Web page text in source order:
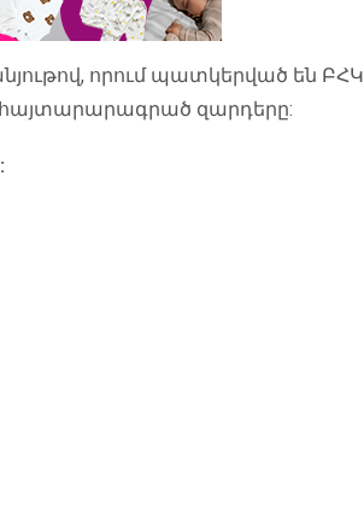
որում պատկերված են ԲՀԿ
հայտարարագրած զարդերը: